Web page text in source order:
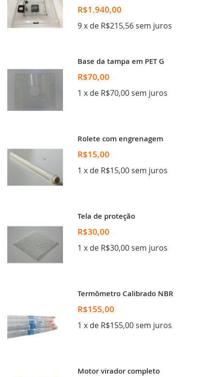
R$1.940,00
9 x de R$215,56 sem juros
Base da tampa em PET G
R$70,00
1 x de R$70,00 sem juros
Rolete com engrenagem
R$15,00
1 x de R$15,00 sem juros
Tela de proteção
R$30,00
1 x de R$30,00 sem juros
Termômetro Calibrado NBR
R$155,00
1 x de R$155,00 sem juros
Motor virador completo